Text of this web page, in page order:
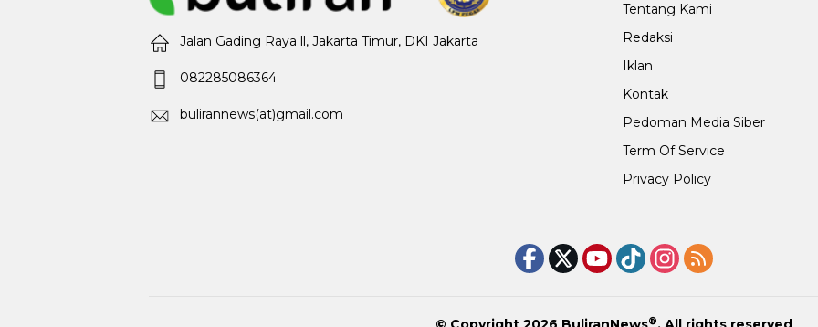
Jalan Gading Raya ll, Jakarta Timur, DKI Jakarta
082285086364
bulirannews(at)gmail.com
Tentang Kami
Redaksi
Iklan
Kontak
Pedoman Media Siber
Term Of Service
Privacy Policy
®